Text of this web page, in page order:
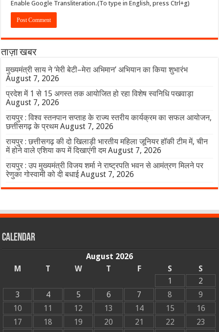
Enable Google Transliteration.(To type in English, press Ctrl+g)
ताज़ा खबर
मुख्यमंत्री साय ने ‘मेरी बेटी–मेरा अभिमान’ अभियान का किया शुभारंभ
August 7, 2026
प्रदेश में 1 से 15 अगस्त तक आयोजित हो रहा विशेष स्वनिधि पखवाड़ा
August 7, 2026
रायपुर : विश्व स्तनपान सप्ताह के राज्य स्तरीय कार्यक्रम का सफल आयोजन,
छत्तीसगढ़ के प्रथम August 7, 2026
रायपुर : छत्तीसगढ़ की दो खिलाड़ी भारतीय महिला जूनियर हॉकी टीम में, चीन
में होने वाले एशिया कप में दिखाएंगी दम August 7, 2026
रायपुर : उप मुख्यमंत्री विजय शर्मा ने राष्ट्रपति भवन से आमंत्रण मिलने पर
रेणुका गोस्वामी को दी बधाई August 7, 2026
Calendar
August 2026
M
T W T F S
S
1
2
3
4 5 6 7 8
9
10
11 12 13 14 15
16
17
18 19 20 21 22
23